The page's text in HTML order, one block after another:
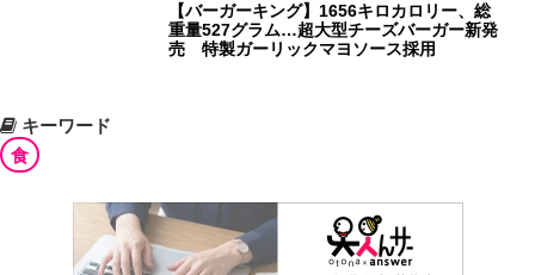
【バーガーキング】1656キロカロリー、総
重量527グラム…超大型チーズバーガー新発
売 特製ガーリックマヨソース採用
キーワード
食